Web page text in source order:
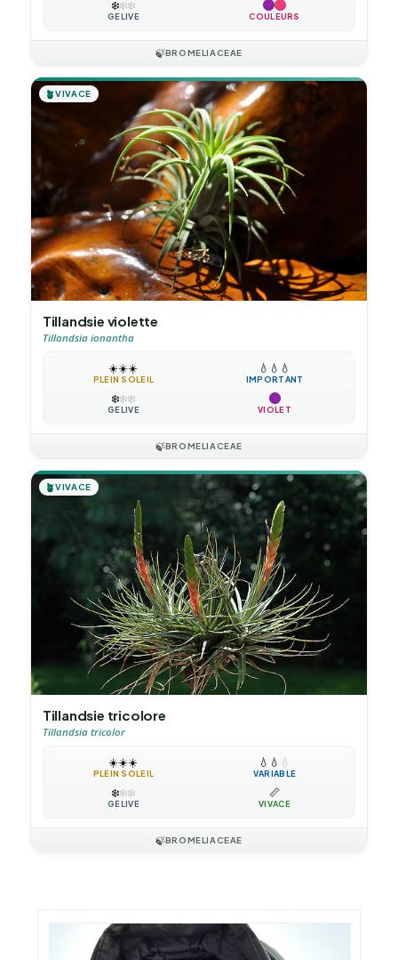
❄️❄️❄️
GÉLIVE COULEURS
🍃BROMELIACEAE
🪴VIVACE
Tillandsie violette
Tillandsia ionantha
☀️☀️☀️
PLEIN SOLEIL
💧 💧 💧
IMPORTANT
❄️❄️❄️
GÉLIVE VIOLET
🍃BROMELIACEAE
🪴VIVACE
Tillandsie tricolore
Tillandsia tricolor
☀️☀️☀️
PLEIN SOLEIL
💧 💧 💧
VARIABLE
❄️❄️❄️
GÉLIVE
📏
VIVACE
🍃BROMELIACEAE